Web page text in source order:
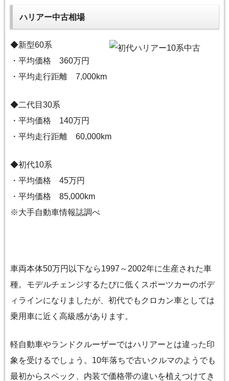
ハリアー中古相場
◆新型60系
・平均価格 360万円
・平均走行距離 7,000km
◆二代目30系
・平均価格 140万円
・平均走行距離 60,000km
◆初代10系
・平均価格 45万円
・平均価格 85,000km
※大手自動車情報誌調べ
車両本体50万円以下なら1997～2002年に生産された車
種。モデルチェンジするたびに低くスポーツカーのボデ
ィラインになりましたが、初代でもクロカン車としては
乗用車に近く高級感があります。
軽自動車やランドクルーザーではハリアーとは違った印
象を受けるでしょう。10年落ちで古いクルマのようでも
最初からスペック、内装で価格帯の違いを植えつけてき